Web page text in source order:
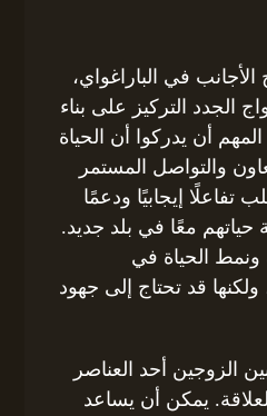
في الباراغواي،
الجدد التركيز على بناء
أن يدركوا أن الحياة
والتواصل المستمر
تفاعلًا إيجابيًا ودعمًا
حياتهم معًا في بلد جديد.
ونمط الحياة في
ولكنها قد تحتاج إلى جهود
الزوجين أحد العناصر
يمكن أن يساعد